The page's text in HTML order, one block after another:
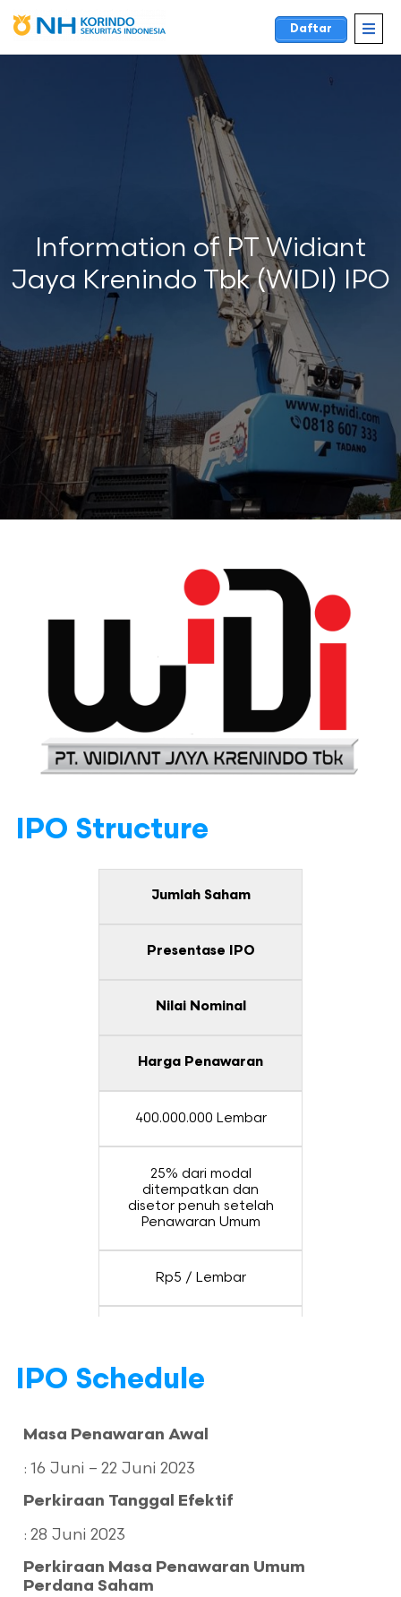
Daftar
Information of PT Widiant
Jaya Krenindo Tbk (WIDI) IPO
IPO Structure
Jumlah Saham
Presentase IPO
Nilai Nominal
Harga Penawaran
400.000.000 Lembar
25% dari modal
ditempatkan dan
disetor penuh setelah
Penawaran Umum
Rp5 / Lembar
Nilai IPO
Penjamin Emisi
IPO Schedule
Masa Penawaran Awal
: 16 Juni – 22 Juni 2023
Perkiraan Tanggal Efektif
: 28 Juni 2023
Perkiraan Masa Penawaran Umum
Perdana Saham